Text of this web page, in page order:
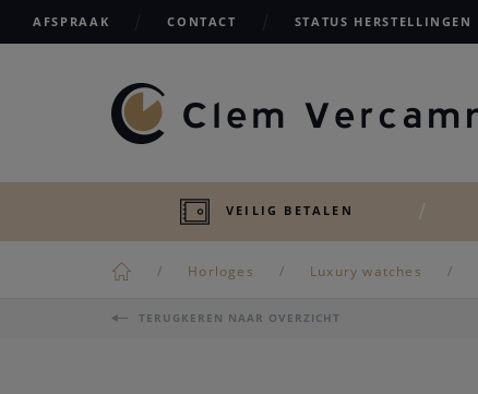
AFSPRAAK CONTACT STATUS HERSTELLINGEN
VEILIG BETALEN
Horloges Luxury watches
TERUGKEREN NAAR OVERZICHT